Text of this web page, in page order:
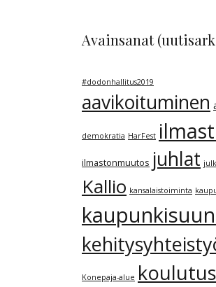
Avainsanat
#dodonhallitus2019
aavikoituminen
demokratia HarFest
ilmastonmuutos juhlat
Kallio kansalaistoiminta
Konepaja-alue koulutus